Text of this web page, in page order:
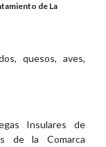
de La
quesos, aves,
Insulares de
de la Comarca